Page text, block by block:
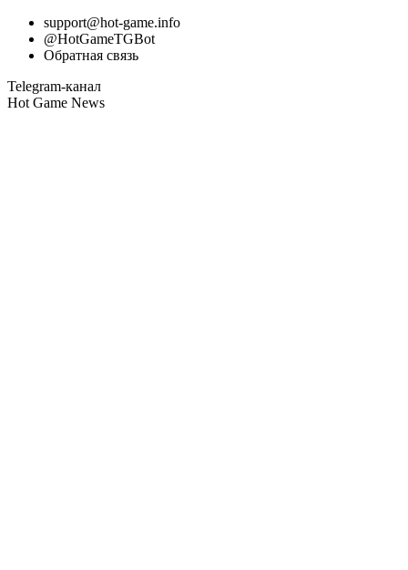
support@hot-game.info
@HotGameTGBot
Обратная связь
Telegram-канал
Hot Game News